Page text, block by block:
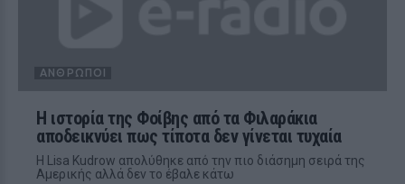
ΆΝΘΡΩΠΟΙ
Η ιστορία της Φοίβης από τα Φιλαράκια
αποδεικνύει πως τίποτα δεν γίνεται τυχαία
Η Lisa Kudrow απολύθηκε από την πιο διάσημη σειρά της
Αμερικής αλλά δεν το έβαλε κάτω